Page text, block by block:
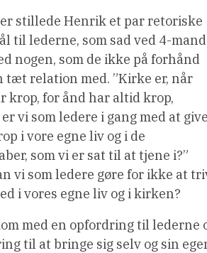
stillede Henrik et par retoriske
til lederne, som sad ved 4-
nogen, som de ikke på forhånd
tæt relation med. ”Kirke er, når
krop, for ånd har altid krop,
vi som ledere i gang med at
i vore egne liv og i de
som vi er sat til at tjene i?”
vi som ledere gøre for ikke at
i vores egne liv og i kirken?
med en opfordring til lederne
til at bringe sig selv og sin